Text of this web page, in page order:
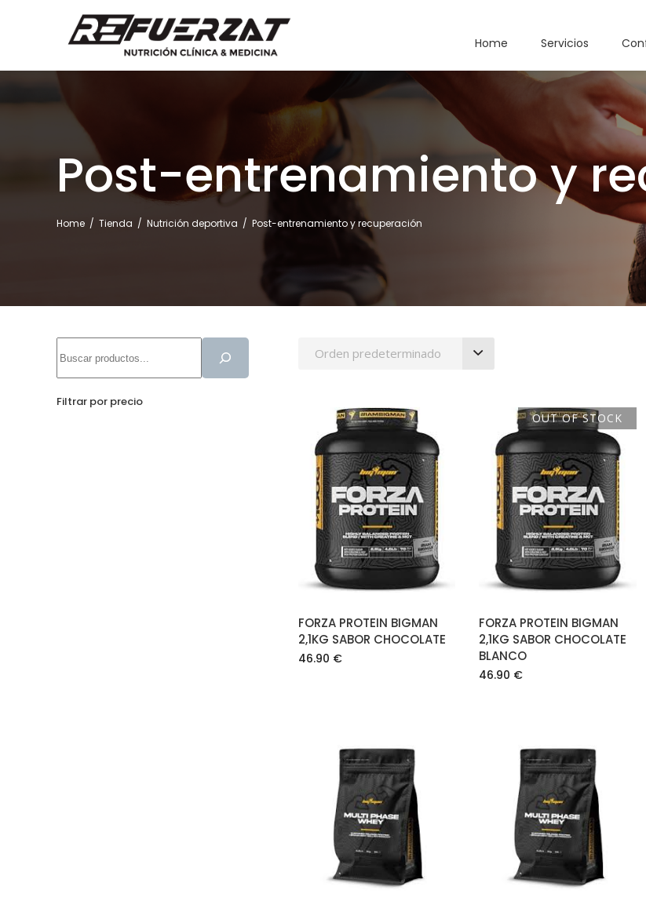
Home Servicios
Post-entrenamiento y
Home / Tienda / Nutrición deportiva / Post-entrenamiento y recuperación
Orden predeterminado
AÑADIR AL
CARRITO
FORZA PROTEIN BIGMAN
2,1KG SABOR CHOCOLATE
46.90 €
OUT OF STOCK
LEER MÁS
FORZA PROTEIN BIGMAN
2,1KG SABOR CHOCOLATE
BLANCO
46.90 €
AÑADIR AL
CARRITO
AÑADIR AL
CARRITO
Filtrar por precio